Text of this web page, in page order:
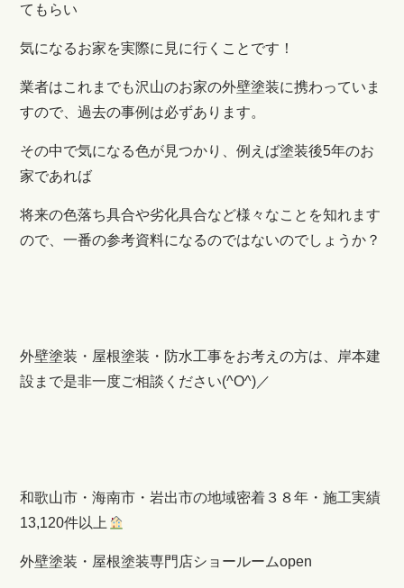
てもらい
気になるお家を実際に見に行くことです！
業者はこれまでも沢山のお家の外壁塗装に携わっていま
すので、過去の事例は必ずあります。
その中で気になる色が見つかり、例えば塗装後5年のお
家であれば
将来の色落ち具合や劣化具合など様々なことを知れます
ので、一番の参考資料になるのではないのでしょうか？
外壁塗装・屋根塗装・防水工事をお考えの方は、岸本建
設まで是非一度ご相談ください(^O^)／
和歌山市・海南市・岩出市の地域密着３８年・施工実績
13,120件以上
外壁塗装・屋根塗装専門店ショールームopen